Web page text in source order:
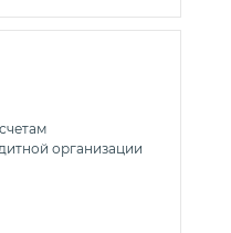
организации